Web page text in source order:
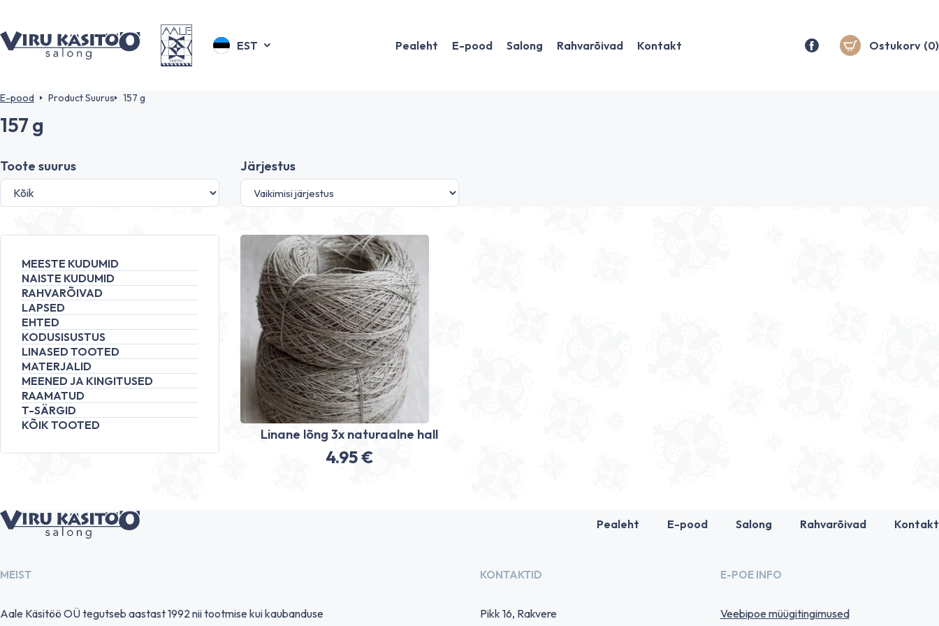
EST Pealeht E-pood Salong Rahvarõivad Kontakt Ostukorv (0)
E-pood Product Suurus 157 g
157 g
Toote suurus Järjestus
MEESTE KUDUMID
NAISTE KUDUMID
RAHVARÕIVAD
LAPSED
EHTED
KODUSISUSTUS
LINASED TOOTED
MATERJALID
MEENED JA KINGITUSED
RAAMATUD
T-SÄRGID
KÕIK TOOTED
Linane lõng 3x naturaalne hall
4.95€
Pealeht E-pood Salong Rahvarõivad Kontakt
MEIST
Aale Käsitöö OÜ tegutseb aastast 1992 nii tootmise kui kaubanduse
KONTAKTID
Pikk 16, Rakvere
E-POE INFO
Veebipoe müügitingimused